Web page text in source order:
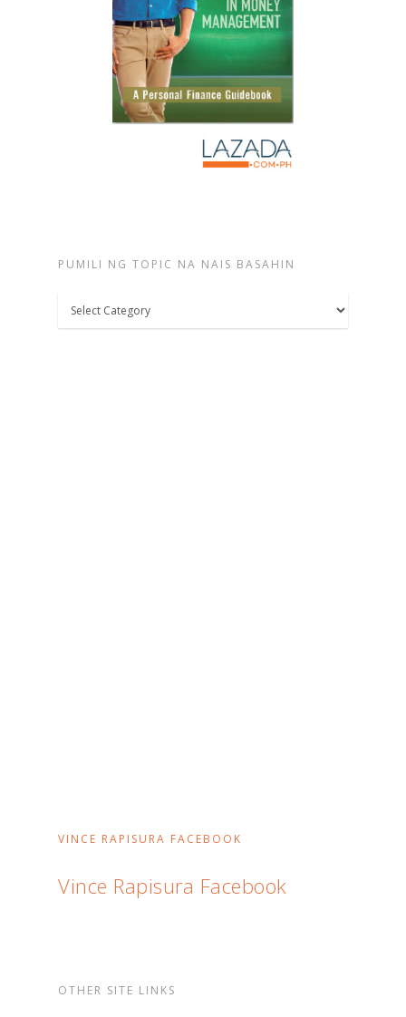
PUMILI NG TOPIC NA NAIS BASAHIN
Pumili
ng
VINCE RAPISURA FACEBOOK
Vince Rapisura Facebook
OTHER SITE LINKS